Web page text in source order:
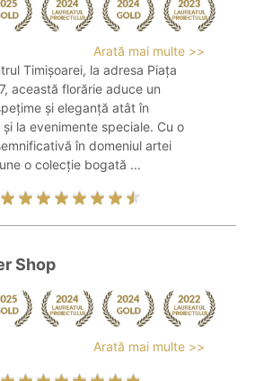
Arată mai multe >>
Timișoarei, la adresa Piața
această florărie aduce un
și eleganță atât în
la evenimente speciale. Cu o
în domeniul artei
o colecție bogată ...
Shop
Arată mai multe >>